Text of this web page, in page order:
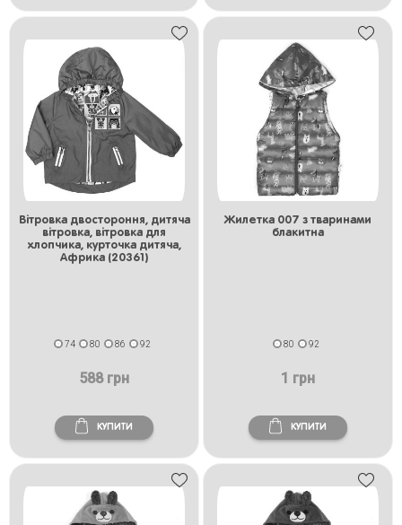
Вітровка двостороння, дитяча
вітровка, вітровка для
хлопчика, курточка дитяча,
Африка (20361)
74 80 86 92
588 грн
КУПИТИ
Жилетка 007 з тваринами
блакитна
80 92
1 грн
КУПИТИ